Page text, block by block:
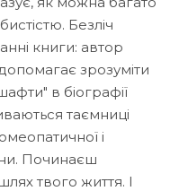
Безліч
книги: автор
зрозуміти
в біографії
таємниці
і
Починаєш
твого життя. І